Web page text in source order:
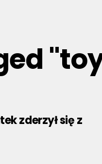
zderzył się z